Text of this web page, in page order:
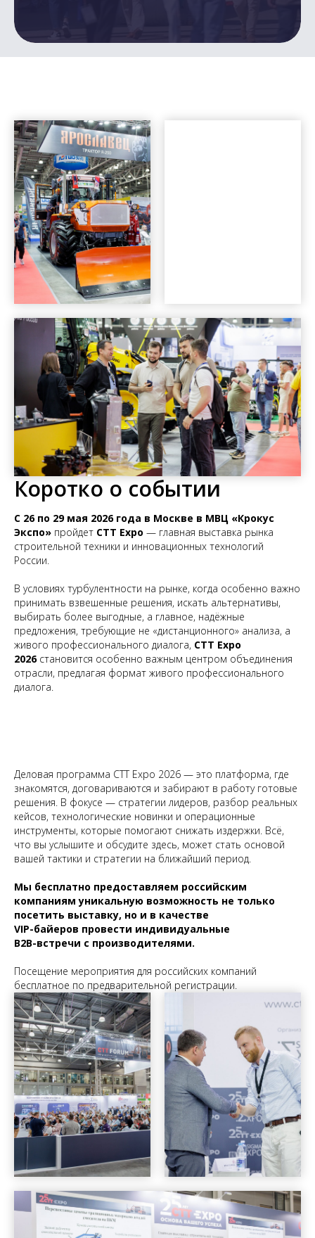
Коротко о событии
С 26 по 29 мая 2026 года в Москве в МВЦ «Крокус
Экспо» пройдет CTT Expo — главная выставка рынка
строительной техники и инновационных технологий
России.
В условиях турбулентности на рынке, когда особенно важно
принимать взвешенные решения, искать альтернативы,
выбирать более выгодные, а главное, надёжные
предложения, требующие не «дистанционного» анализа, а
живого профессионального диалога, СТТ Expo
2026 становится особенно важным центром объединения
отрасли, предлагая формат живого профессионального
диалога.
Деловая программа CTT Expo 2026 — это платформа, где
знакомятся, договариваются и забирают в работу готовые
решения. В фокусе — стратегии лидеров, разбор реальных
кейсов, технологические новинки и операционные
инструменты, которые помогают снижать издержки. Всё,
что вы услышите и обсудите здесь, может стать основой
вашей тактики и стратегии на ближайший период.
Мы бесплатно предоставляем российским
компаниям уникальную возможность не только
посетить выставку, но и в качестве
VIP-байеров провести индивидуальные
B2B-встречи с производителями.
Посещение мероприятия для российских компаний
бесплатное по предварительной регистрации.